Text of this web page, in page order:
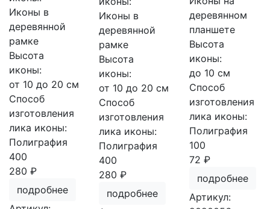
Иконы в
деревянной
рамке
Высота
иконы:
от 10 до 20 см
Способ
изготовления
лика иконы:
Полиграфия
400
280 ₽
подробнее
Иконы в
деревянной
рамке
Высота
иконы:
от 10 до 20 см
Способ
изготовления
лика иконы:
Полиграфия
400
280 ₽
подробнее
деревянном
планшете
Высота
иконы:
до 10 см
Способ
изготовления
лика иконы:
Полиграфия
100
72 ₽
подробнее
Артикул: